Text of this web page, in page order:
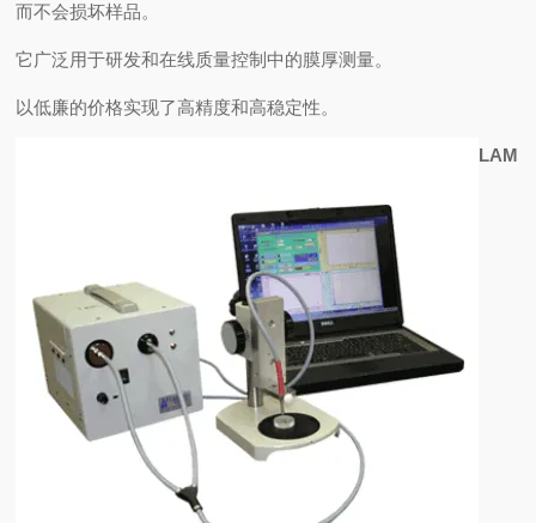
而不会损坏样品。
它广泛用于研发和在线质量控制中的膜厚测量。
以低廉的价格实现了高精度和高稳定性。
LAM